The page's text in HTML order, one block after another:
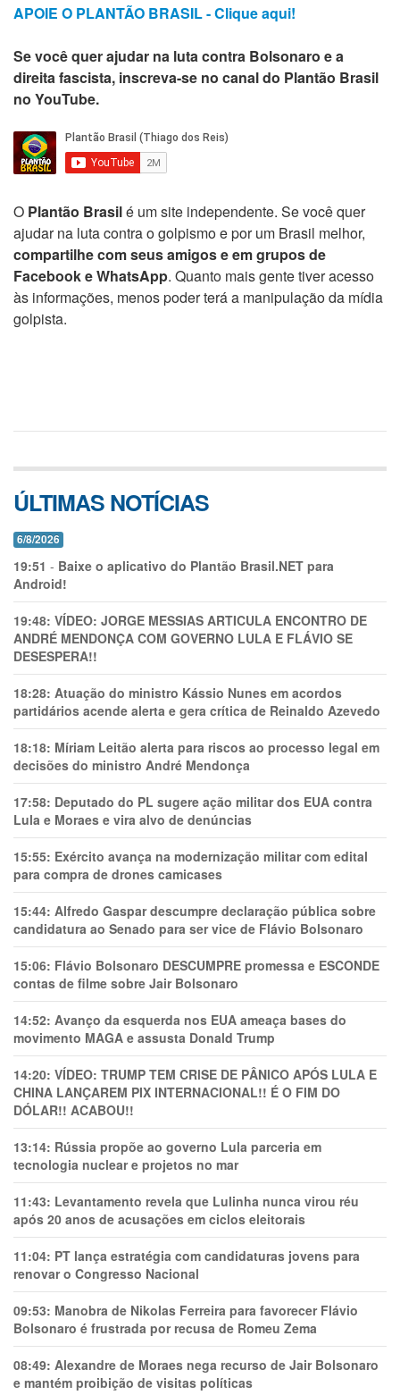
APOIE O PLANTÃO BRASIL - Clique aqui!
Se você quer ajudar na luta contra Bolsonaro e a
direita fascista, inscreva-se no canal do Plantão Brasil
no YouTube.
O Plantão Brasilé um site independente. Se você quer
ajudar na luta contra o golpismo e por um Brasil melhor,
compartilhe com seus amigos e em grupos de
Facebook e WhatsApp. Quanto mais gente tiver acesso
às informações, menos poder terá a manipulação da mídia
golpista.
ÚLTIMAS NOTÍCIAS
6/8/2026
19:51 - Baixe o aplicativo do Plantão Brasil.NET para
Android!
19:48: VÍDEO: JORGE MESSIAS ARTICULA ENCONTRO DE
ANDRÉ MENDONÇA COM GOVERNO LULA E FLÁVIO SE
DESESPERA!!
18:28: Atuação do ministro Kássio Nunes em acordos
partidários acende alerta e gera crítica de Reinaldo Azevedo
18:18: Míriam Leitão alerta para riscos ao processo legal em
decisões do ministro André Mendonça
17:58: Deputado do PL sugere ação militar dos EUA contra
Lula e Moraes e vira alvo de denúncias
15:55: Exército avança na modernização militar com edital
para compra de drones camicases
15:44: Alfredo Gaspar descumpre declaração pública sobre
candidatura ao Senado para ser vice de Flávio Bolsonaro
15:06: Flávio Bolsonaro DESCUMPRE promessa e ESCONDE
contas de filme sobre Jair Bolsonaro
14:52: Avanço da esquerda nos EUA ameaça bases do
movimento MAGA e assusta Donald Trump
14:20: VÍDEO: TRUMP TEM CRlSE DE PÂNlCO APÓS LULA E
CHINA LANÇAREM PIX INTERNACIONAL!! É O FIM DO
DÓLAR!! ACABOU!!
13:14: Rússia propõe ao governo Lula parceria em
tecnologia nuclear e projetos no mar
11:43: Levantamento revela que Lulinha nunca virou réu
após 20 anos de acusações em ciclos eleitorais
11:04: PT lança estratégia com candidaturas jovens para
renovar o Congresso Nacional
09:53: Manobra de Nikolas Ferreira para favorecer Flávio
Bolsonaro é frustrada por recusa de Romeu Zema
08:49: Alexandre de Moraes nega recurso de Jair Bolsonaro
e mantém proibição de visitas políticas